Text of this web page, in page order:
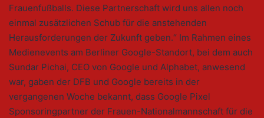
Frauenfußballs. Diese Partnerschaft wird uns allen noch
einmal zusätzlichen Schub für die anstehenden
Herausforderungen der Zukunft geben.“ Im Rahmen eines
Medienevents am Berliner Google-Standort, bei dem auch
Sundar Pichai, CEO von Google und Alphabet, anwesend
war, gaben der DFB und Google bereits in der
vergangenen Woche bekannt, dass Google Pixel
Sponsoringpartner der Frauen-Nationalmannschaft für die